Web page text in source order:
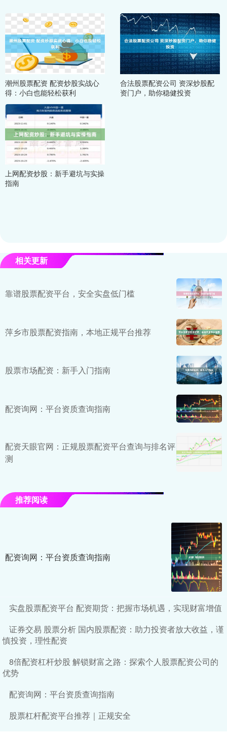
潮州股票配资 配资炒股实战心
得：小白也能轻松获利
合法股票配资公司 资深炒股配
资门户，助你稳健投资
上网配资炒股：新手避坑与实操
指南
相关更新
靠谱股票配资平台，安全实盘低门槛
萍乡市股票配资指南，本地正规平台推荐
股票市场配资：新手入门指南
配资询网：平台资质查询指南
配资天眼官网：正规股票配资平台查询与排名评
测
推荐阅读
配资询网：平台资质查询指南
实盘股票配资平台 配资期货：把握市场机遇，实现财富增值
证券交易 股票分析 国内股票配资：助力投资者放大收益，谨
慎投资，理性配资
8倍配资杠杆炒股 解锁财富之路：探索个人股票配资公司的
优势
配资询网：平台资质查询指南
股票杠杆配资平台推荐｜正规安全